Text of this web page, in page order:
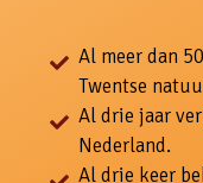
Al meer dan
Twentse
Al drie jaar
Nederland.
Al drie keer